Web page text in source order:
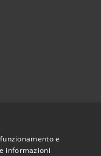
e
informazioni